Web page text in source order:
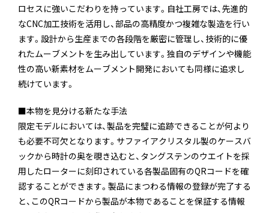
ロセスに強いこだわりを持っています。自社工房では、先進的
なCNC加工技術を活用し、部品の高精度かつ複雑な製造を行い
ます。設計から生産までの各段階を厳密に管理し、技術的に優
れたムーブメントを生み出しています。独自のデザインや機能
性の高い新素材をムーブメント開発においても同様に追求し
続けています。
■本物を見分ける新たな手法
限定モデルにおいては、製品を完璧に追跡できることが何より
も必要不可欠となります。サファイアクリスタル製のケースバ
ックから時計の奥を覗き込むと、タングステンのウエイトを採
用したローターに刻印されている各製品固有のQRコードを確
認することができます。製品にまつわる情報の登録が完了する
と、このQRコードから製品が本物であることを保証する情報